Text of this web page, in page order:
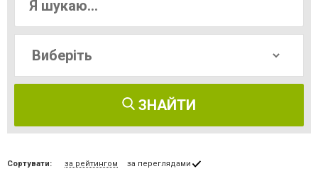
ЗНАЙТИ
Сортувати: за рейтингом за переглядами